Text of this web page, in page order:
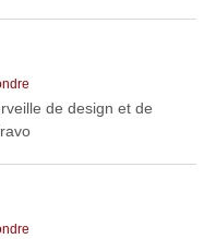
de design et de